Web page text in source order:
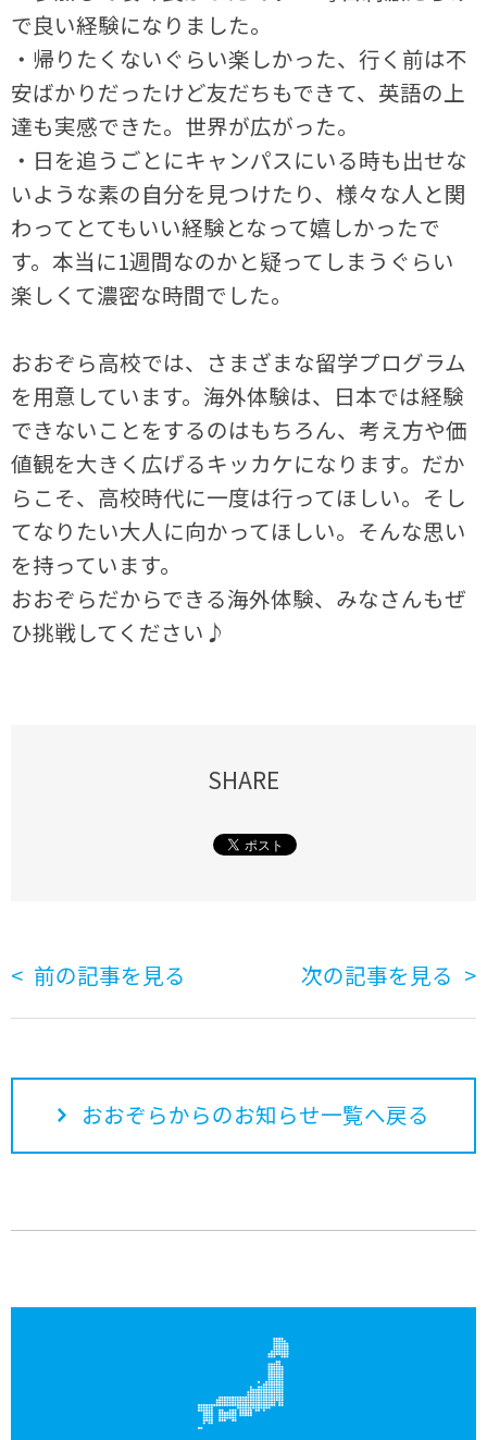
で良い経験になりました。
・帰りたくないぐらい楽しかった、行く前は不
安ばかりだったけど友だちもできて、英語の上
達も実感できた。世界が広がった。
・日を追うごとにキャンパスにいる時も出せな
いような素の自分を見つけたり、様々な人と関
わってとてもいい経験となって嬉しかったで
す。本当に1週間なのかと疑ってしまうぐらい
楽しくて濃密な時間でした。
おおぞら高校では、さまざまな留学プログラム
を用意しています。海外体験は、日本では経験
できないことをするのはもちろん、考え方や価
値観を大きく広げるキッカケになります。だか
らこそ、高校時代に一度は行ってほしい。そし
てなりたい大人に向かってほしい。そんな思い
を持っています。
おおぞらだからできる海外体験、みなさんもぜ
ひ挑戦してください♪
SHARE
前の記事を見る 次の記事を見る
おおぞらからのお知らせ一覧へ戻る